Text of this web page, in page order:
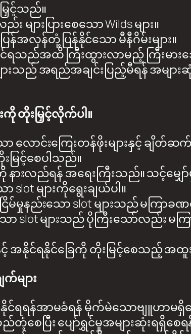
မြှင့်သည်။
ျားပြားစေသော Wilds များ။
အလှန်တုံ့ပြန်နိုင်သော မီနီဂိမ်းများ။
သည်အထိ ကြီးထွားလာမည့် ကြီးမားသ
းသည် အရည်အချင်းပြည့်မီရန် အမျာ
တိုးမြှင့်လိုက်ပါ။
လောင်းကြေးတန်ဖိုးများနှင့် ချိတ်ဆက်
မြင့်စေပါသည်။
ကို နားလည်ရန် အရေးကြီးသည်။ သင့်မျှေ
များကိုရွေးချယ်ပါ။
မှုနည်းသော slot များသည် မကြာ
သော slot များသည် ပိုကြီးသော်လည်း
နှင့် အနိုင်ရနိုင်ခြေကို တိုးမြင့်စေသည့်
များ
အနိုင်ရရန်အာမခံရန် မိုက်မဲသောဗျူဟ
စေပြီး ပျော်ရွှင်မှုအများဆုံးရရှိစ